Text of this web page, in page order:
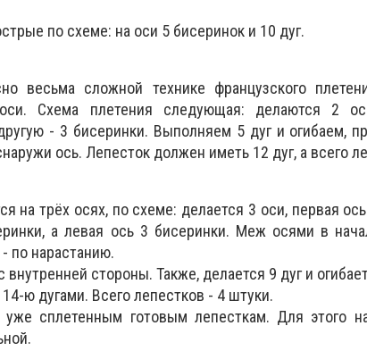
по схеме: на оси 5 бисеринок и 10 дуг.
весьма сложной технике французского
Схема плетения следующая: делаются 2
- 3 бисеринки. Выполняем 5 дуг и огибаем,
ось. Лепесток должен иметь 12 дуг, а всего
на трёх осях, по схеме: делается 3 оси, первая
а левая ось 3 бисеринки. Меж осями в
по нарастанию.
внутренней стороны. Также, делается 9 дуг и
ю дугами. Всего лепестков - 4 штуки.
сплетенным готовым лепесткам. Для этого